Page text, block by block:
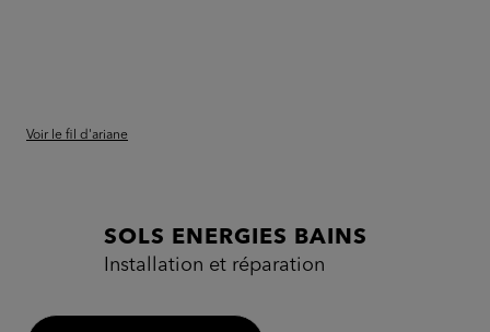
Voir le fil d'ariane
SOLS ENERGIES BAINS
Installation et réparation